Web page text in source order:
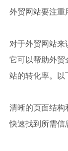
外贸网站要注重
对于外贸网站来
它可以帮助外贸
站的转化率。以
清晰的页面结构
快速找到所需信